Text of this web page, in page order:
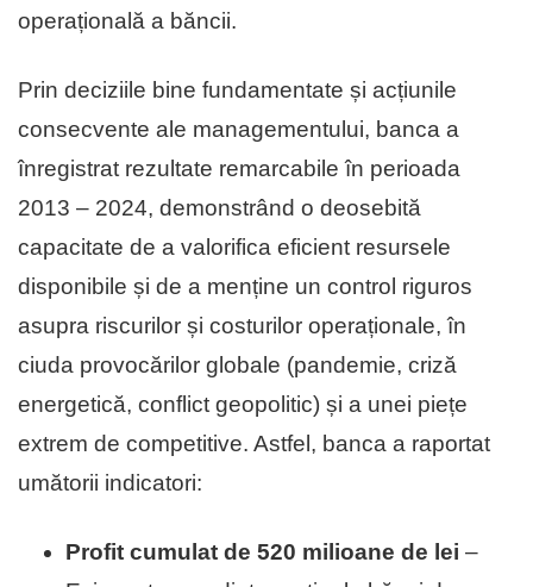
operațională a băncii.
Prin deciziile bine fundamentate și acțiunile
consecvente ale managementului, banca a
înregistrat rezultate remarcabile în perioada
2013 – 2024, demonstrând o deosebită
capacitate de a valorifica eficient resursele
disponibile și de a menține un control riguros
asupra riscurilor și costurilor operaționale, în
ciuda provocărilor globale (pandemie, criză
energetică, conflict geopolitic) și a unei piețe
extrem de competitive. Astfel, banca a raportat
umătorii indicatori:
Profit cumulat de 520 milioane de lei –